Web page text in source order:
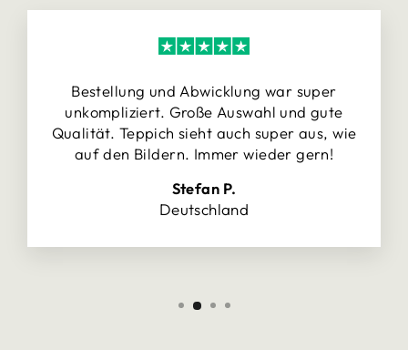
Bestellung und Abwicklung war super
unkompliziert. Große Auswahl und gute
Qualität. Teppich sieht auch super aus, wie
auf den Bildern. Immer wieder gern!
Stefan P.
Deutschland